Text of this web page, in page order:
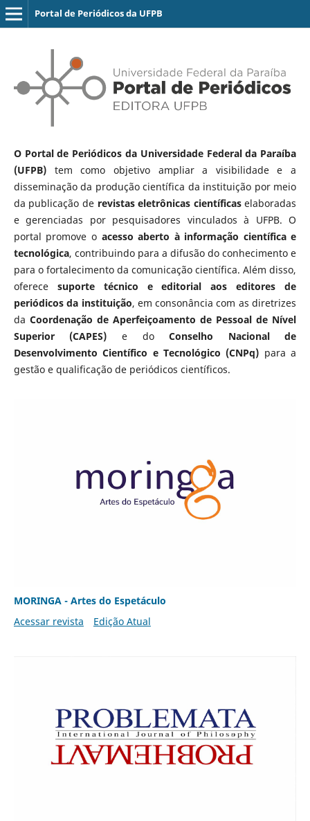
Portal de Periódicos da UFPB
O Portal de Periódicos da Universidade Federal da Paraíba
(UFPB)tem como objetivo ampliar a visibilidade e a
disseminação da produção científica da instituição por meio
da publicação de revistas eletrônicas científicaselaboradas
e gerenciadas por pesquisadores vinculados à UFPB. O
portal promove o acesso aberto à informação científica e
tecnológica, contribuindo para a difusão do conhecimento e
para o fortalecimento da comunicação científica. Além disso,
oferece suporte técnico e editorial aos editores de
periódicos da instituição, em consonância com as diretrizes
da Coordenação de Aperfeiçoamento de Pessoal de Nível
Superior (CAPES) e doConselho Nacional de
Desenvolvimento Científico e Tecnológico (CNPq) para a
gestão e qualificação de periódicos científicos.
MORINGA - Artes do Espetáculo
Acessar revista
Edição Atual